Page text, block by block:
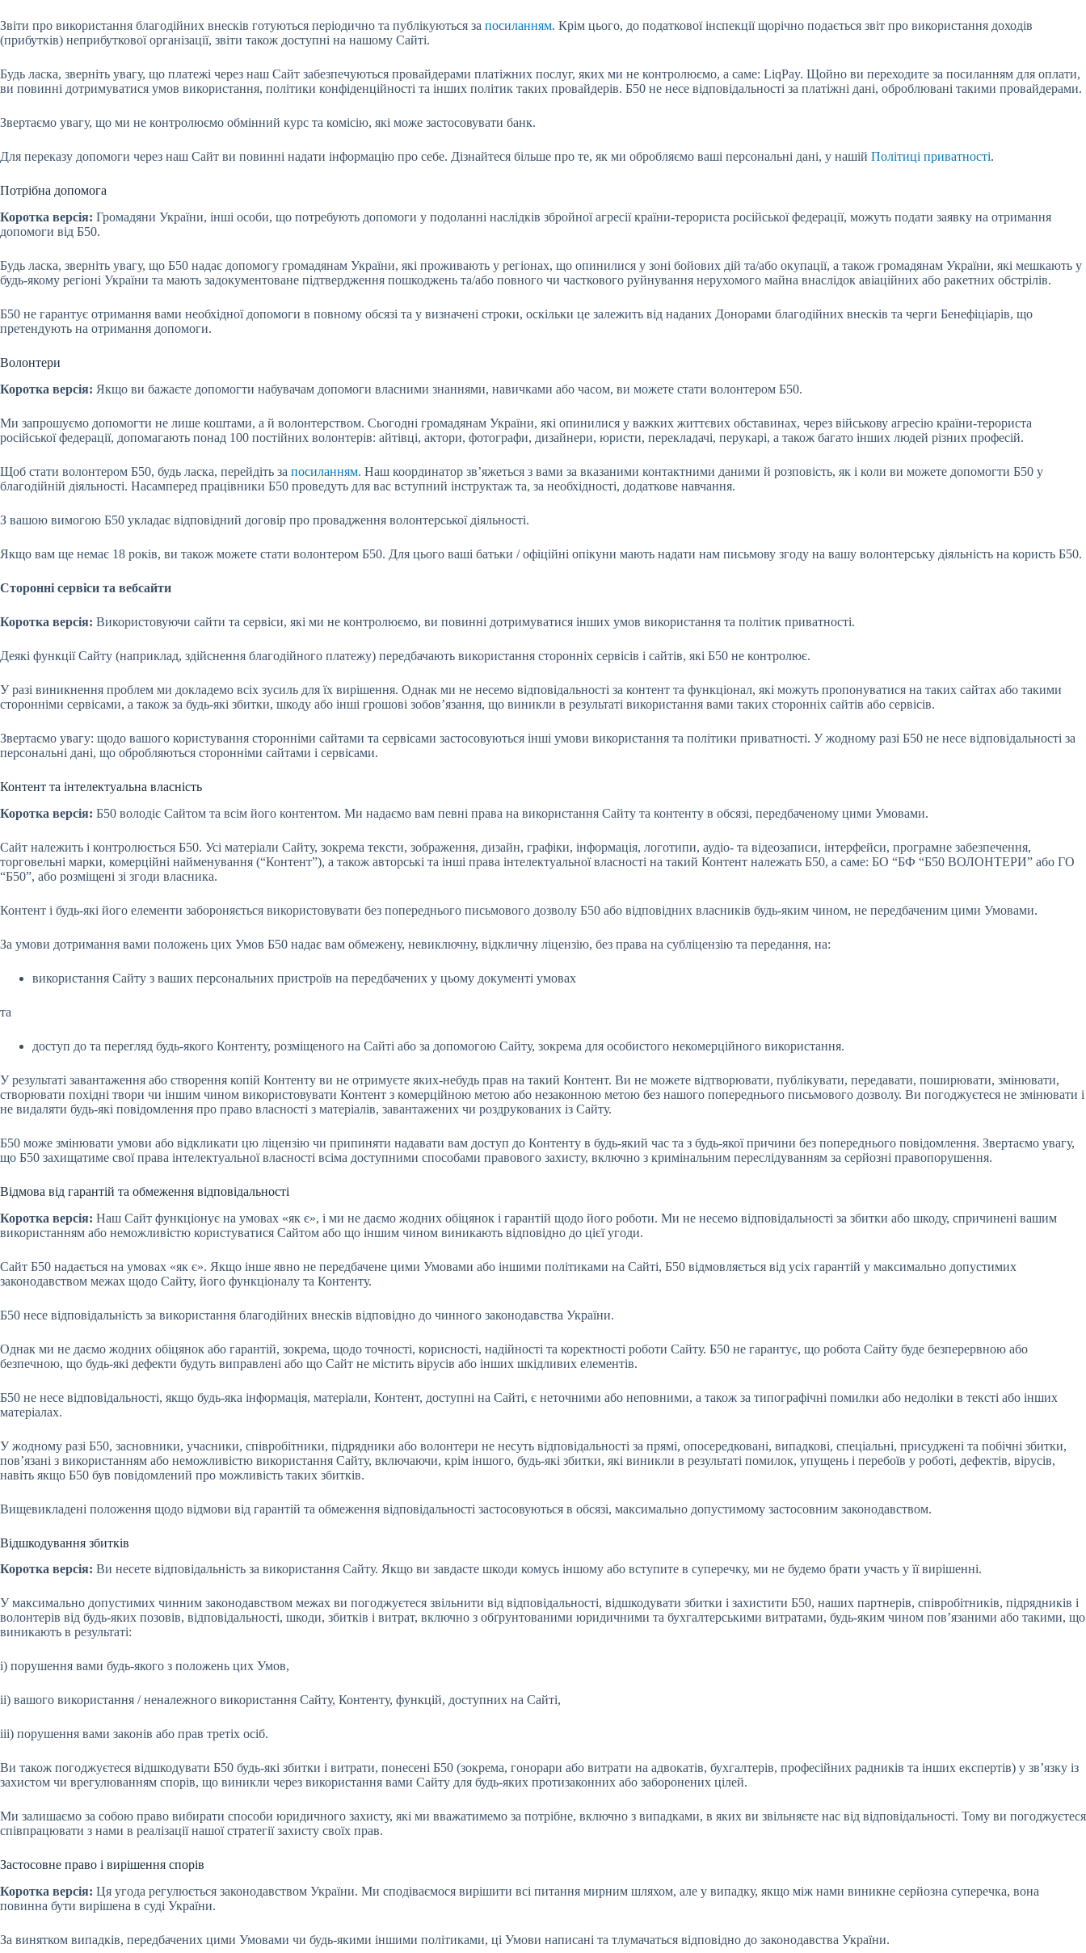
Звіти про використання благодійних внесків готуються періодично та публікуються за посиланням. Крім цього, до податкової інспекції щорічно подається звіт про використання доходів
(прибутків) неприбуткової організації, звіти також доступні на нашому Сайті.
Будь ласка, зверніть увагу, що платежі через наш Сайт забезпечуються провайдерами платіжних послуг, яких ми не контролюємо, а саме: LiqPay. Щойно ви переходите за посиланням для оплати,
ви повинні дотримуватися умов використання, політики конфіденційності та інших політик таких провайдерів. Б50 не несе відповідальності за платіжні дані, оброблювані такими провайдерами.
Звертаємо увагу, що ми не контролюємо обмінний курс та комісію, які може застосовувати банк.
Для переказу допомоги через наш Сайт ви повинні надати інформацію про себе. Дізнайтеся більше про те, як ми обробляємо ваші персональні дані, у нашій Політиці приватності.
Потрібна допомога
Коротка версія: Громадяни України, інші особи, що потребують допомоги у подоланні наслідків збройної агресії країни-терориста російської федерації, можуть подати заявку на отримання
допомоги від Б50.
Будь ласка, зверніть увагу, що Б50 надає допомогу громадянам України, які проживають у регіонах, що опинилися у зоні бойових дій та/або окупації, а також громадянам України, які мешкають у
будь-якому регіоні України та мають задокументоване підтвердження пошкоджень та/або повного чи часткового руйнування нерухомого майна внаслідок авіаційних або ракетних обстрілів.
Б50 не гарантує отримання вами необхідної допомоги в повному обсязі та у визначені строки, оскільки це залежить від наданих Донорами благодійних внесків та черги Бенефіціарів, що
претендують на отримання допомоги.
Волонтери
Коротка версія: Якщо ви бажаєте допомогти набувачам допомоги власними знаннями, навичками або часом, ви можете стати волонтером Б50.
Ми запрошуємо допомогти не лише коштами, а й волонтерством. Сьогодні громадянам України, які опинилися у важких життєвих обставинах, через військову агресію країни-терориста
російської федерації, допомагають понад 100 постійних волонтерів: айтівці, актори, фотографи, дизайнери, юристи, перекладачі, перукарі, а також багато інших людей різних професій.
Щоб стати волонтером Б50, будь ласка, перейдіть за посиланням. Наш координатор зв’яжеться з вами за вказаними контактними даними й розповість, як і коли ви можете допомогти Б50 у
благодійній діяльності. Насамперед працівники Б50 проведуть для вас вступний інструктаж та, за необхідності, додаткове навчання.
З вашою вимогою Б50 укладає відповідний договір про провадження волонтерської діяльності.
Якщо вам ще немає 18 років, ви також можете стати волонтером Б50. Для цього ваші батьки / офіційні опікуни мають надати нам письмову згоду на вашу волонтерську діяльність на користь Б50.
Сторонні сервіси та вебсайти
Коротка версія: Використовуючи сайти та сервіси, які ми не контролюємо, ви повинні дотримуватися інших умов використання та політик приватності.
Деякі функції Сайту (наприклад, здійснення благодійного платежу) передбачають використання сторонніх сервісів і сайтів, які Б50 не контролює.
У разі виникнення проблем ми докладемо всіх зусиль для їх вирішення. Однак ми не несемо відповідальності за контент та функціонал, які можуть пропонуватися на таких сайтах або такими
сторонніми сервісами, а також за будь-які збитки, шкоду або інші грошові зобов’язання, що виникли в результаті використання вами таких сторонніх сайтів або сервісів.
Звертаємо увагу: щодо вашого користування сторонніми сайтами та сервісами застосовуються інші умови використання та політики приватності. У жодному разі Б50 не несе відповідальності за
персональні дані, що обробляються сторонніми сайтами і сервісами.
Контент та інтелектуальна власність
Коротка версія: Б50 володіє Сайтом та всім його контентом. Ми надаємо вам певні права на використання Сайту та контенту в обсязі, передбаченому цими Умовами.
Сайт належить і контролюється Б50. Усі матеріали Сайту, зокрема тексти, зображення, дизайн, графіки, інформація, логотипи, аудіо- та відеозаписи, інтерфейси, програмне забезпечення,
торговельні марки, комерційні найменування (“Контент”), а також авторські та інші права інтелектуальної власності на такий Контент належать Б50, а саме: БО “БФ “Б50 ВОЛОНТЕРИ” або ГО
“Б50”, або розміщені зі згоди власника.
Контент і будь-які його елементи забороняється використовувати без попереднього письмового дозволу Б50 або відповідних власників будь-яким чином, не передбаченим цими Умовами.
За умови дотримання вами положень цих Умов Б50 надає вам обмежену, невиключну, відкличну ліцензію, без права на субліцензію та передання, на:
використання Сайту з ваших персональних пристроїв на передбачених у цьому документі умовах
та
доступ до та перегляд будь-якого Контенту, розміщеного на Сайті або за допомогою Сайту, зокрема для особистого некомерційного використання.
У результаті завантаження або створення копій Контенту ви не отримуєте яких-небудь прав на такий Контент. Ви не можете відтворювати, публікувати, передавати, поширювати, змінювати,
створювати похідні твори чи іншим чином використовувати Контент з комерційною метою або незаконною метою без нашого попереднього письмового дозволу. Ви погоджуєтеся не змінювати і
не видаляти будь-які повідомлення про право власності з матеріалів, завантажених чи роздрукованих із Сайту.
Б50 може змінювати умови або відкликати цю ліцензію чи припиняти надавати вам доступ до Контенту в будь-який час та з будь-якої причини без попереднього повідомлення. Звертаємо увагу,
що Б50 захищатиме свої права інтелектуальної власності всіма доступними способами правового захисту, включно з кримінальним переслідуванням за серйозні правопорушення.
Відмова від гарантій та обмеження відповідальності
Коротка версія: Наш Сайт функціонує на умовах «як є», і ми не даємо жодних обіцянок і гарантій щодо його роботи. Ми не несемо відповідальності за збитки або шкоду, спричинені вашим
використанням або неможливістю користуватися Сайтом або що іншим чином виникають відповідно до цієї угоди.
Сайт Б50 надається на умовах «як є». Якщо інше явно не передбачене цими Умовами або іншими політиками на Сайті, Б50 відмовляється від усіх гарантій у максимально допустимих
законодавством межах щодо Сайту, його функціоналу та Контенту.
Б50 несе відповідальність за використання благодійних внесків відповідно до чинного законодавства України.
Однак ми не даємо жодних обіцянок або гарантій, зокрема, щодо точності, корисності, надійності та коректності роботи Сайту. Б50 не гарантує, що робота Сайту буде безперервною або
безпечною, що будь-які дефекти будуть виправлені або що Сайт не містить вірусів або інших шкідливих елементів.
Б50 не несе відповідальності, якщо будь-яка інформація, матеріали, Контент, доступні на Сайті, є неточними або неповними, а також за типографічні помилки або недоліки в тексті або інших
матеріалах.
У жодному разі Б50, засновники, учасники, співробітники, підрядники або волонтери не несуть відповідальності за прямі, опосередковані, випадкові, спеціальні, присуджені та побічні збитки,
пов’язані з використанням або неможливістю використання Сайту, включаючи, крім іншого, будь-які збитки, які виникли в результаті помилок, упущень і перебоїв у роботі, дефектів, вірусів,
навіть якщо Б50 був повідомлений про можливість таких збитків.
Вищевикладені положення щодо відмови від гарантій та обмеження відповідальності застосовуються в обсязі, максимально допустимому застосовним законодавством.
Відшкодування збитків
Коротка версія: Ви несете відповідальність за використання Сайту. Якщо ви завдасте шкоди комусь іншому або вступите в суперечку, ми не будемо брати участь у її вирішенні.
У максимально допустимих чинним законодавством межах ви погоджуєтеся звільнити від відповідальності, відшкодувати збитки і захистити Б50, наших партнерів, співробітників, підрядників і
волонтерів від будь-яких позовів, відповідальності, шкоди, збитків і витрат, включно з обґрунтованими юридичними та бухгалтерськими витратами, будь-яким чином пов’язаними або такими, що
виникають в результаті:
i) порушення вами будь-якого з положень цих Умов,
ii) вашого використання / неналежного використання Сайту, Контенту, функцій, доступних на Сайті,
iii) порушення вами законів або прав третіх осіб.
Ви також погоджуєтеся відшкодувати Б50 будь-які збитки і витрати, понесені Б50 (зокрема, гонорари або витрати на адвокатів, бухгалтерів, професійних радників та інших експертів) у зв’язку із
захистом чи врегулюванням спорів, що виникли через використання вами Сайту для будь-яких протизаконних або заборонених цілей.
Ми залишаємо за собою право вибирати способи юридичного захисту, які ми вважатимемо за потрібне, включно з випадками, в яких ви звільняєте нас від відповідальності. Тому ви погоджуєтеся
співпрацювати з нами в реалізації нашої стратегії захисту своїх прав.
Застосовне право і вирішення спорів
Коротка версія: Ця угода регулюється законодавством України. Ми сподіваємося вирішити всі питання мирним шляхом, але у випадку, якщо між нами виникне серйозна суперечка, вона
повинна бути вирішена в суді України.
За винятком випадків, передбачених цими Умовами чи будь-якими іншими політиками, ці Умови написані та тлумачаться відповідно до законодавства України.